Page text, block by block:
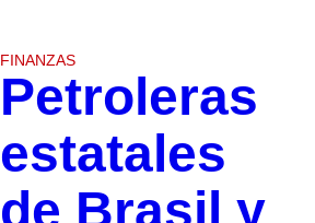
FINANZAS
Petroleras
estatales
de Brasil y